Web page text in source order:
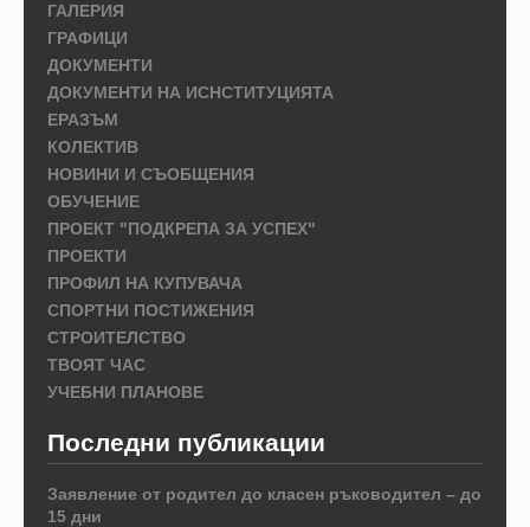
ГАЛЕРИЯ
ГРАФИЦИ
ДОКУМЕНТИ
ДОКУМЕНТИ НА ИСНСТИТУЦИЯТА
ЕРАЗЪМ
КОЛЕКТИВ
НОВИНИ И СЪОБЩЕНИЯ
ОБУЧЕНИЕ
ПРОЕКТ "ПОДКРЕПА ЗА УСПЕХ"
ПРОЕКТИ
ПРОФИЛ НА КУПУВАЧА
СПОРТНИ ПОСТИЖЕНИЯ
СТРОИТЕЛСТВО
ТВОЯТ ЧАС
УЧЕБНИ ПЛАНОВЕ
Последни публикации
Заявление от родител до класен ръководител – до
15 дни